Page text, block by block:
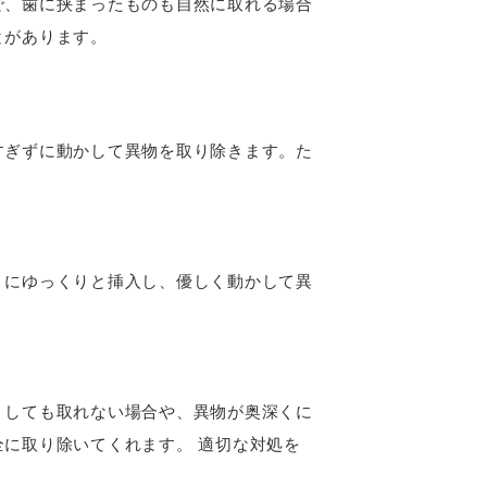
歯に挟まったものも自然に取れる場合
あります。
ずに動かして異物を取り除きます。た
ゆっくりと挿入し、優しく動かして異
ても取れない場合や、異物が奥深くに
取り除いてくれます。 適切な対処を